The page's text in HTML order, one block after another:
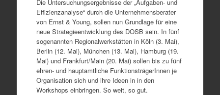
Die Untersuchungsergebnisse der „Aufgaben- und
Effizienzanalyse“ durch die Unternehmensberater
von Ernst & Young, sollen nun Grundlage für eine
neue Strategieentwicklung des DOSB sein. In fünf
sogenannten Regionalwerkstätten in Köln (3. Mai),
Berlin (12. Mai), München (13. Mai), Hamburg (19.
Mai) und Frankfurt/Main (20. Mai) sollen bis zu fünf
ehren- und hauptamtliche FunktionsträgerInnen je
Organisation sich und ihre Ideen in in den
Workshops einbringen. So weit, so gut.